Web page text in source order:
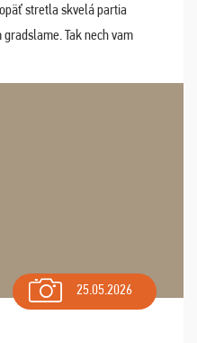
stretla skvelá partia
Tak nech vam
este veľa ta ...
25.05.2026